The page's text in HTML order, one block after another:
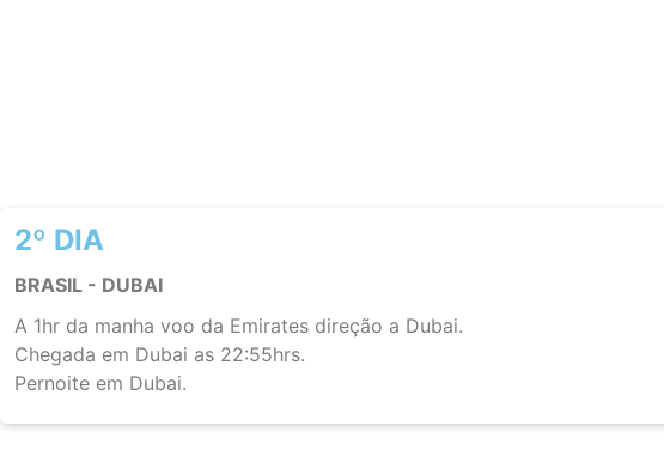
2º DIA
BRASIL - DUBAI
A 1hr da manha voo da Emirates direção a Dubai.
Chegada em Dubai as 22:55hrs.
Pernoite em Dubai.